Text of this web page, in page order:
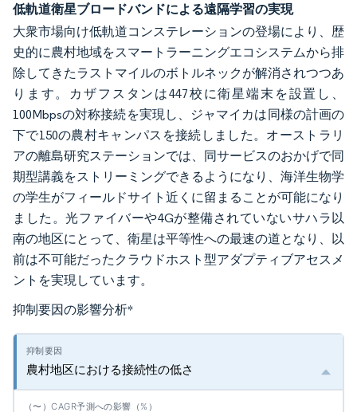
低軌道衛星ブロードバンドによる遠隔学習の実現
大衆市場向け低軌道コンステレーションの登場により、歴
史的に農村地域をスマートラーニングエコシステムから排
除してきたラストマイルのボトルネックが解消されつつあ
ります。カザフスタンは447校に衛星端末を設置し、
100Mbpsの対称接続を実現し、ジャマイカは同様の計画の
下で150の農村キャンパスを接続しました。オーストラリ
アの離島研究ステーションでは、同サービスのおかげで同
期型講義をストリーミングできるようになり、海洋生物学
の学生がフィールドサイト近くに留まることが可能になり
ました。光ファイバーや4Gが整備されていないサハラ以
南の地区にとって、衛星は平等性への最速の道となり、以
前は不可能だったクラウドホスト型アダプティブアセスメ
ントを実現しています。
抑制要因の影響分析*
農村地区における接続性の低さ